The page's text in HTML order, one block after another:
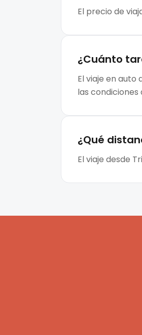
El precio de
¿Cuánto
El viaje en auto
las
¿Qué
El viaje desde